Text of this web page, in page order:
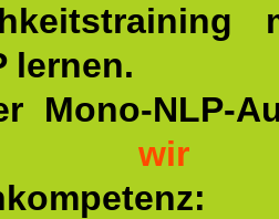
lernen.
Mono-NLP-
wir